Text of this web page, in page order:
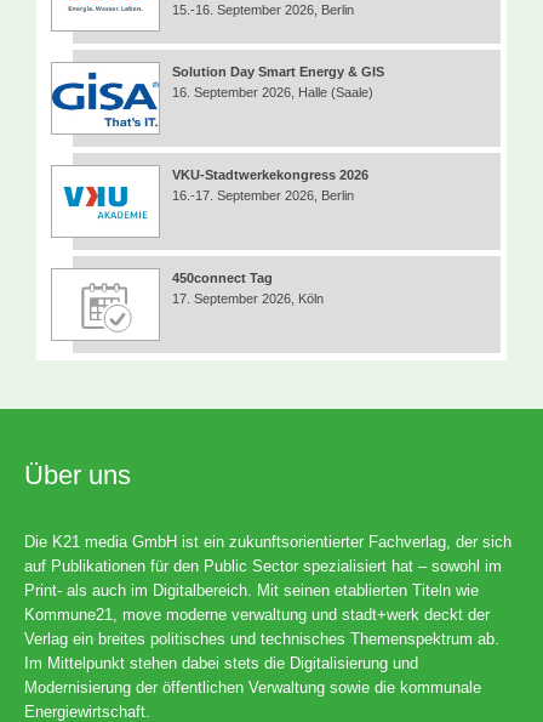
15.-16. September 2026, Berlin
Solution Day Smart Energy & GIS
16. September 2026, Halle (Saale)
VKU-Stadtwerkekongress 2026
16.-17. September 2026, Berlin
450connect Tag
17. September 2026, Köln
Über uns
Die K21 media GmbH ist ein zukunftsorientierter Fachverlag, der sich
auf Publikationen für den Public Sector spezialisiert hat – sowohl im
Print- als auch im Digitalbereich. Mit seinen etablierten Titeln wie
Kommune21, move moderne verwaltung und stadt+werk deckt der
Verlag ein breites politisches und technisches Themenspektrum ab.
Im Mittelpunkt stehen dabei stets die Digitalisierung und
Modernisierung der öffentlichen Verwaltung sowie die kommunale
Energiewirtschaft.